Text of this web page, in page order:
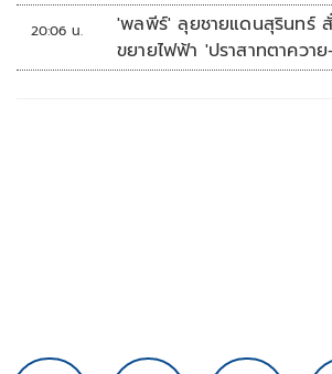
20:06 น.
'พลพีร์' ลุยชายแดนสุรินทร์ สั่
ขยายไฟฟ้า 'ปราสาทตาควา